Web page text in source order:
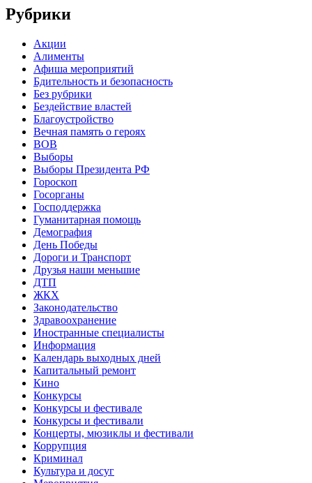
Рубрики
Акции
Алименты
Афиша мероприятий
Бдительность и безопасность
Без рубрики
Бездействие властей
Благоустройство
Вечная память о героях
ВОВ
Выборы
Выборы Президента РФ
Гороскоп
Госорганы
Господдержка
Гуманитарная помощь
Демография
День Победы
Дороги и Транспорт
Друзья наши меньшие
ДТП
ЖКХ
Законодательство
Здравоохранение
Иностранные специалисты
Информация
Календарь выходных дней
Капитальный ремонт
Кино
Конкурсы
Конкурсы и фестивале
Конкурсы и фестивали
Концерты, мюзиклы и фестивали
Коррупция
Криминал
Культура и досуг